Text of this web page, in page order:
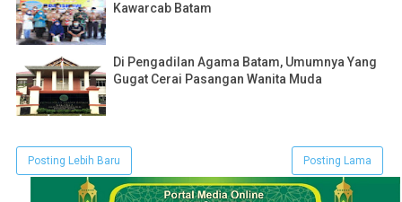
Kawarcab Batam
Di Pengadilan Agama Batam, Umumnya Yang
Gugat Cerai Pasangan Wanita Muda
Posting Lebih Baru Posting Lama